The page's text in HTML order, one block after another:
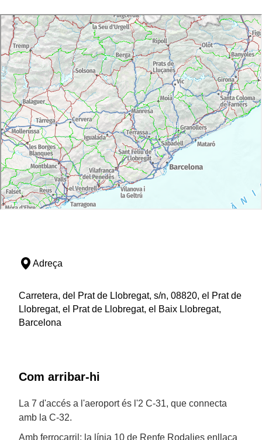
Adreça
Carretera, del Prat de Llobregat, s/n, 08820, el Prat de
Llobregat, el Prat de Llobregat, el Baix Llobregat,
Barcelona
Com arribar-hi
La 7 d'accés a l'aeroport és l'2 C-31, que connecta
amb la C-32.
Amb ferrocarril: la línia 10 de Renfe Rodalies enllaça